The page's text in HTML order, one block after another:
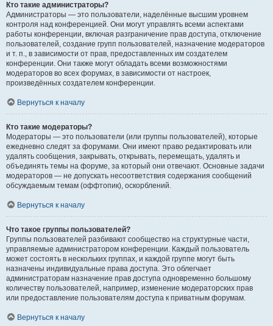
Кто такие администраторы?
Администраторы — это пользователи, наделённые высшим уровнем
контроля над конференцией. Они могут управлять всеми аспектами
работы конференции, включая разграничение прав доступа, отключение
пользователей, создание групп пользователей, назначение модераторов
и т. п., в зависимости от прав, предоставленных им создателем
конференции. Они также могут обладать всеми возможностями
модераторов во всех форумах, в зависимости от настроек,
произведённых создателем конференции.
Вернуться к началу
Кто такие модераторы?
Модераторы — это пользователи (или группы пользователей), которые
ежедневно следят за форумами. Они имеют право редактировать или
удалять сообщения, закрывать, открывать, перемещать, удалять и
объединять темы на форуме, за который они отвечают. Основные задачи
модераторов — не допускать несоответствия содержания сообщений
обсуждаемым темам (оффтопик), оскорблений.
Вернуться к началу
Что такое группы пользователей?
Группы пользователей разбивают сообщество на структурные части,
управляемые администратором конференции. Каждый пользователь
может состоять в нескольких группах, и каждой группе могут быть
назначены индивидуальные права доступа. Это облегчает
администраторам назначение прав доступа одновременно большому
количеству пользователей, например, изменение модераторских прав
или предоставление пользователям доступа к приватным форумам.
Вернуться к началу